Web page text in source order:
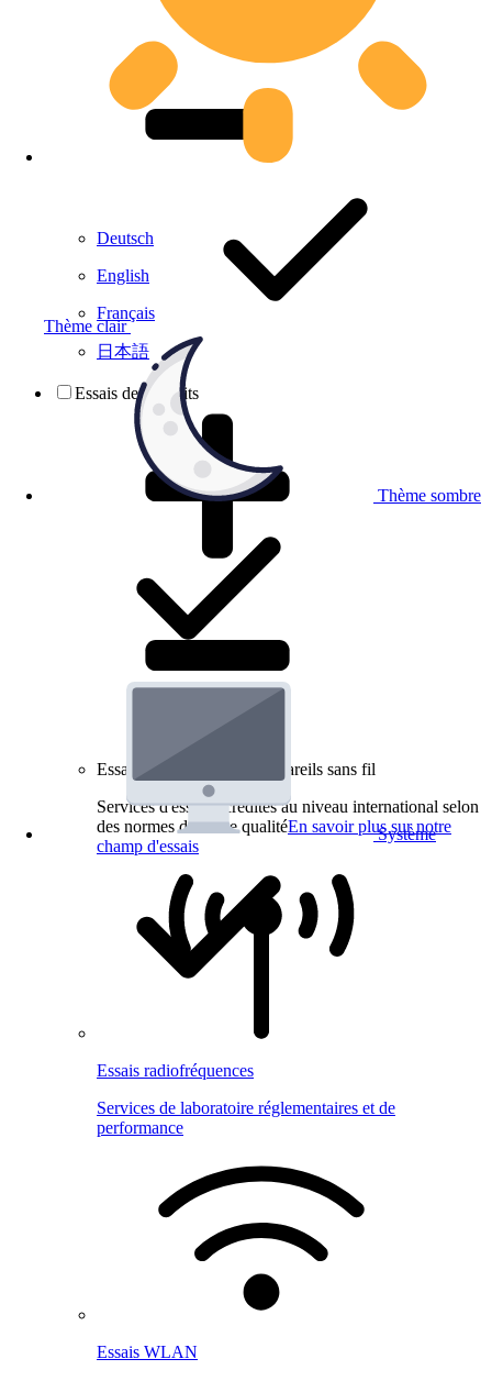
Thème clair
Thème sombre
Système
Deutsch
English
Français
日本語
Essais de produits
Essais de produits pour appareils sans fil
Services d'essai accrédités au niveau international selon
des normes de haute qualitéEn savoir plus sur notre
champ d'essais
Essais radiofréquences
Services de laboratoire réglementaires et de
performance
Essais WLAN